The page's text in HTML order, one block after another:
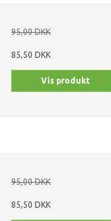
95,00 DKK
85,50 DKK
Vis produkt
95,00 DKK
85,50 DKK